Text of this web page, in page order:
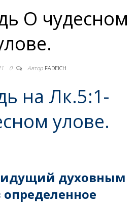
О чудесном
0 Автор FADEICH
на Лк.5:1-
улове.
духовным
определенное